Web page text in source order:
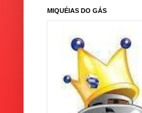
MIQUÉIAS DO GÁS